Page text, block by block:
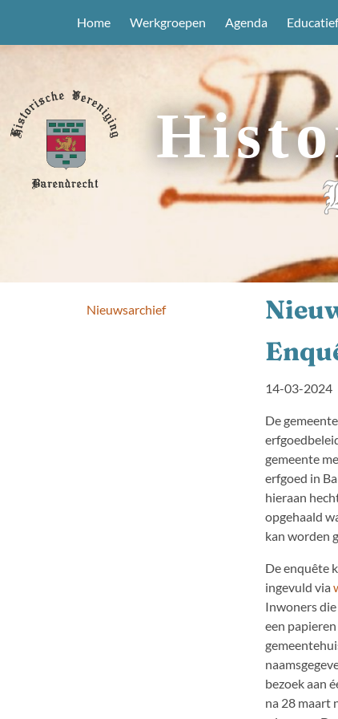
Home Werkgroepen Agenda Educatief
Nieuwsarchief
14-03-2024
De
gemeente
erfgoed in
hieraan
opgehaald
kan worden
De enquête
ingevuld via
Inwoners
een
bezoek aan
na 28 maart